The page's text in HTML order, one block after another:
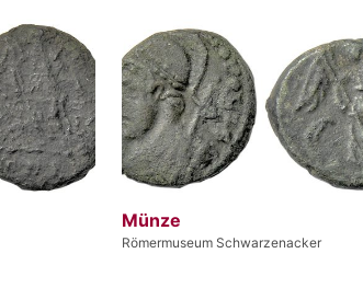
Münze
Römermuseum Schwarzenacker